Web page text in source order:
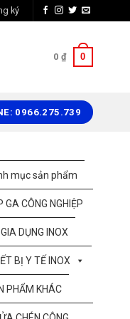
ký
0 ₫ 0
0966.275.739
mục sản phẩm
GA CÔNG NGHIỆP
DỤNG INOX
BỊ Y TẾ INOX
PHẨM KHÁC